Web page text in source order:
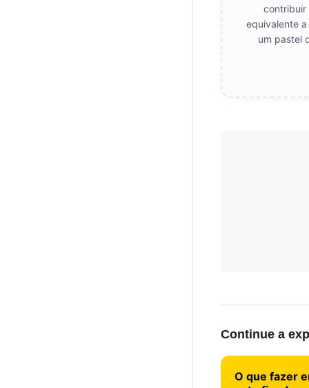
contribuir
equivalente
um pastel
Continue a
O que fazer